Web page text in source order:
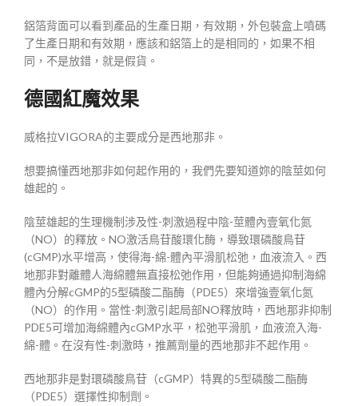
鋁箔背面可以看到產品的生產日期，有效期，外包裝盒上噴碼
了生產日期和有效期，應該和鋁箔上的是相同的，如果不相
同，不是放錯，就是假貨。
德國紅魔效果
威格拉VIGORA的主要成分是西地那非。
想要搞懂西地那非如何起作用的，我們先要知道妳的陰莖如何
雄起的。
陰莖雄起的生理機制涉及性-刺激過程中陰-莖體內壹氧化氮
（NO）的釋放。NO激活鳥苷酸環化酶，導致環磷酸鳥苷
(cGMP)水平增高，使得海-綿-體內平滑肌松弛，血液流入。西
地那非對離體人海綿體無直接松弛作用，但能夠通過抑制海綿
體內分解cGMP的5型磷酸二酯酶（PDE5）來增強壹氧化氮
（NO）的作用。當性-刺激引起局部NO釋放時，西地那非抑制
PDE5可增加海綿體內cGMP水平，松弛平滑肌，血液流入海-
綿-體。在沒有性-刺激時，推薦劑量的西地那非不起作用。
西地那非是對環磷酸鳥苷（cGMP）特異的5型磷酸二酯酶
（PDE5）選擇性抑制劑。